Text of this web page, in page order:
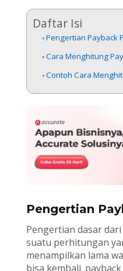
Daftar Isi
Pengertian Payback
Cara Menghitung
Contoh Cara
Pengertian
Pengertian dasar
suatu perhitungan
menampilkan lama
bisa kembali.